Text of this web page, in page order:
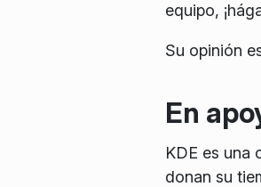
equipo,
Su opinión
En
KDE es una
donan su